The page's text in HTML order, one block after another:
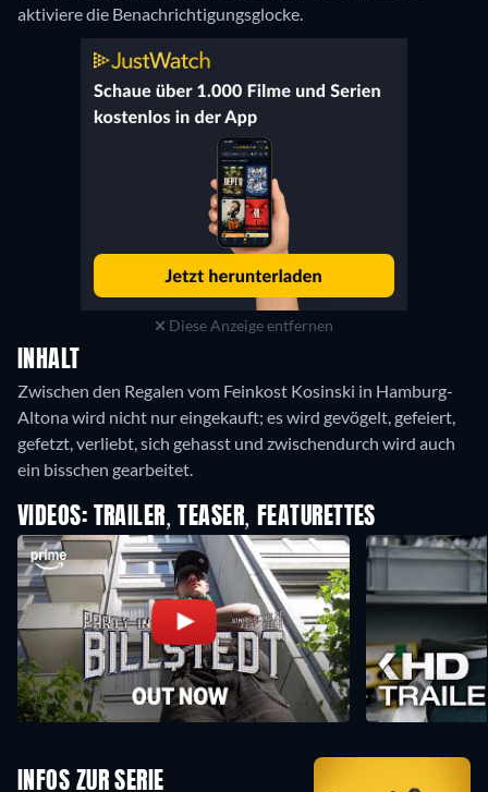
aktiviere die Benachrichtigungsglocke.
Diese Anzeige entfernen
INHALT
Zwischen den Regalen vom Feinkost Kosinski in Hamburg-
Altona wird nicht nur eingekauft; es wird gevögelt, gefeiert,
gefetzt, verliebt, sich gehasst und zwischendurch wird auch
ein bisschen gearbeitet.
VIDEOS: TRAILER, TEASER, FEATURETTES
INFOS ZUR SERIE